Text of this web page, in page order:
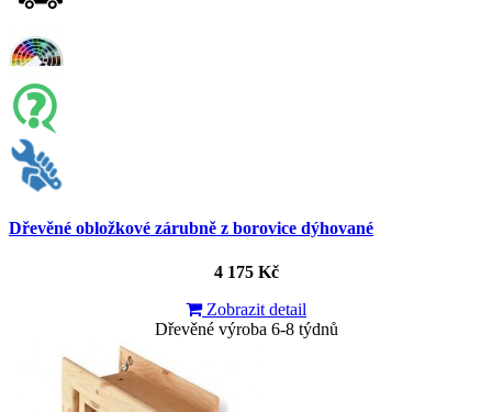
Dřevěné obložkové zárubně z borovice dýhované
4 175 Kč
Zobrazit detail
Dřevěné výroba 6-8 týdnů